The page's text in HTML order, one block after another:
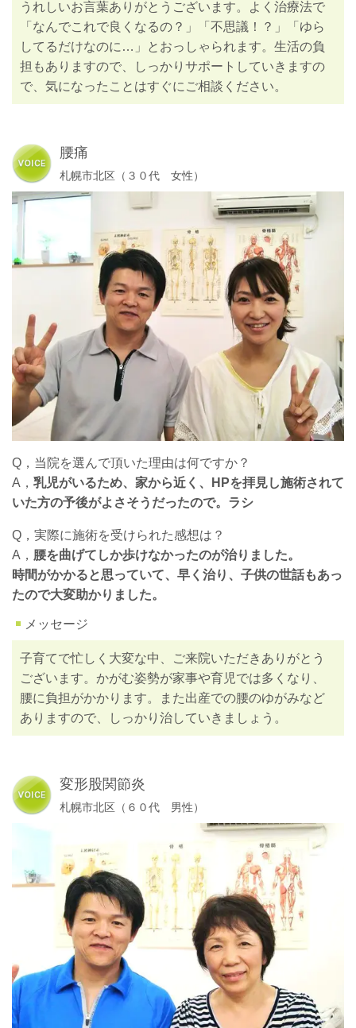
うれしいお言葉ありがとうございます。よく治療法で
「なんでこれで良くなるの？」「不思議！？」「ゆら
してるだけなのに…」とおっしゃられます。生活の負
担もありますので、しっかりサポートしていきますの
で、気になったことはすぐにご相談ください。
腰痛
札幌市北区（３０代 女性）
Q，当院を選んで頂いた理由は何ですか？
A， 乳児がいるため、家から近く、HPを拝見し施術されて
いた方の予後がよさそうだったので。ラシ
Q，実際に施術を受けられた感想は？
A， 腰を曲げてしか歩けなかったのが治りました。
時間がかかると思っていて、早く治り、子供の世話もあっ
たので大変助かりました。
メッセージ
子育てで忙しく大変な中、ご来院いただきありがとう
ございます。かがむ姿勢が家事や育児では多くなり、
腰に負担がかかります。また出産での腰のゆがみなど
ありますので、しっかり治していきましょう。
変形股関節炎
札幌市北区（６０代 男性）